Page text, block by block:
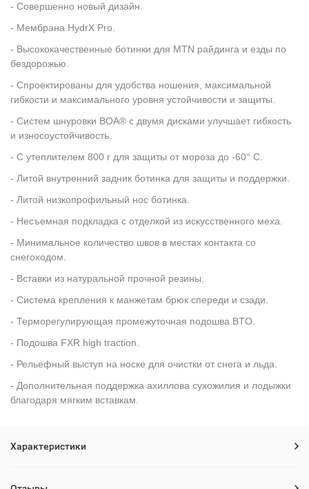
- Совершенно новый дизайн.
- Мембрана HydrX Pro.
- Высококачественные ботинки для MTN райдинга и езды по
бездорожью.
- Спроектированы для удобства ношения, максимальной
гибкости и максимального уровня устойчивости и защиты.
- Систем шнуровки BOA® с двумя дисками улучшает гибкость
и износоустойчивость.
- С утеплителем 800 г для защиты от мороза до -60° C.
- Литой внутренний задник ботинка для защиты и поддержки.
- Литой низкопрофильный нос ботинка.
- Несъемная подкладка с отделкой из искусственного меха.
- Минимальное количество швов в местах контакта со
снегоходом.
- Вставки из натуральной прочной резины.
- Система крепления к манжетам брюк спереди и сзади.
- Терморегулирующая промежуточная подошва BTO.
- Подошва FXR high traction.
- Рельефный выступ на носке для очистки от снега и льда.
- Дополнительная поддержка ахиллова сухожилия и лодыжки
благодаря мягким вставкам.
Характеристики